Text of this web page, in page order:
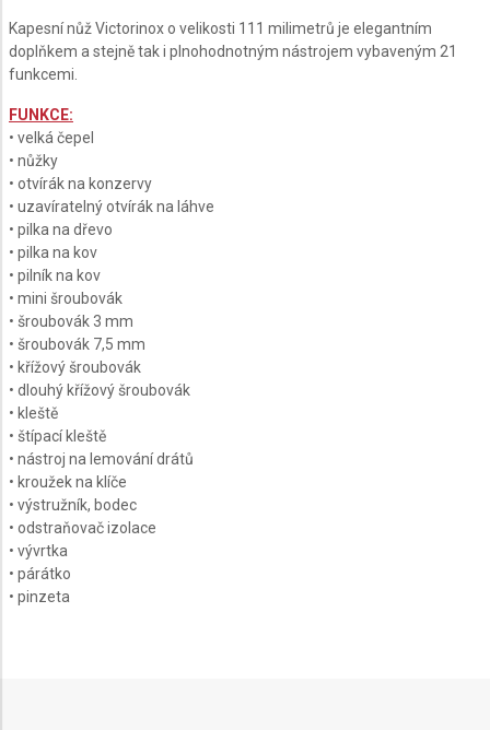
Kapesní nůž Victorinox o velikosti 111 milimetrů je elegantním
doplňkem a stejně tak i plnohodnotným nástrojem vybaveným 21
funkcemi.
FUNKCE:
• velká čepel
• nůžky
• otvírák na konzervy
• uzavíratelný otvírák na láhve
• pilka na dřevo
• pilka na kov
• pilník na kov
• mini šroubovák
• šroubovák 3 mm
• šroubovák 7,5 mm
• křížový šroubovák
• dlouhý křížový šroubovák
• kleště
• štípací kleště
• nástroj na lemování drátů
• kroužek na klíče
• výstružník, bodec
• odstraňovač izolace
• vývrtka
• párátko
• pinzeta